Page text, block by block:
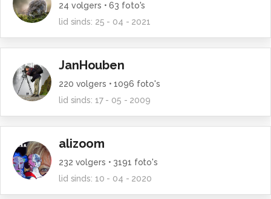
24 volgers •63 foto's
lid sinds: 25 - 04 - 2021
JanHouben
220 volgers •1096 foto's
lid sinds: 17 - 05 - 2009
alizoom
232 volgers • 3191 foto's
lid sinds: 10 - 04 - 2020